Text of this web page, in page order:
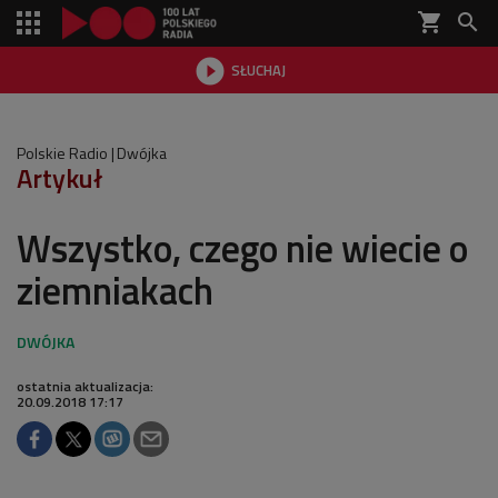
shopping_cart 
 SŁUCHAJ

Polskie Radio Dwójka
Artykuł
Wszystko, czego nie wiecie o
ziemniakach
ostatnia aktualizacja:
20.09.2018 17:17